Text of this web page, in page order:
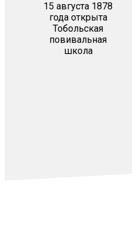
15 августа 1878
года открыта
Тобольская
повивальная
школа